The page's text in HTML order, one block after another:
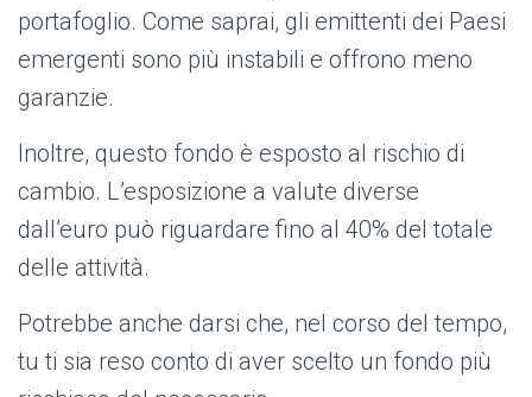
portafoglio. Come saprai, gli emittenti dei Paesi
emergenti sono più instabili e offrono meno
garanzie.
Inoltre, questo fondo è esposto al rischio di
cambio. L’esposizione a valute diverse
dall’euro può riguardare fino al 40% del totale
delle attività.
Potrebbe anche darsi che, nel corso del tempo,
tu ti sia reso conto di aver scelto un fondo più